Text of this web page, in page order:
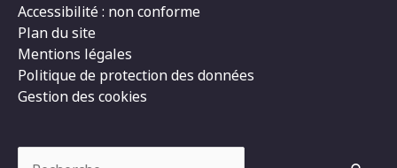
Accessibilité : non conforme
Plan du site
Mentions légales
Politique de protection des données
Gestion des cookies